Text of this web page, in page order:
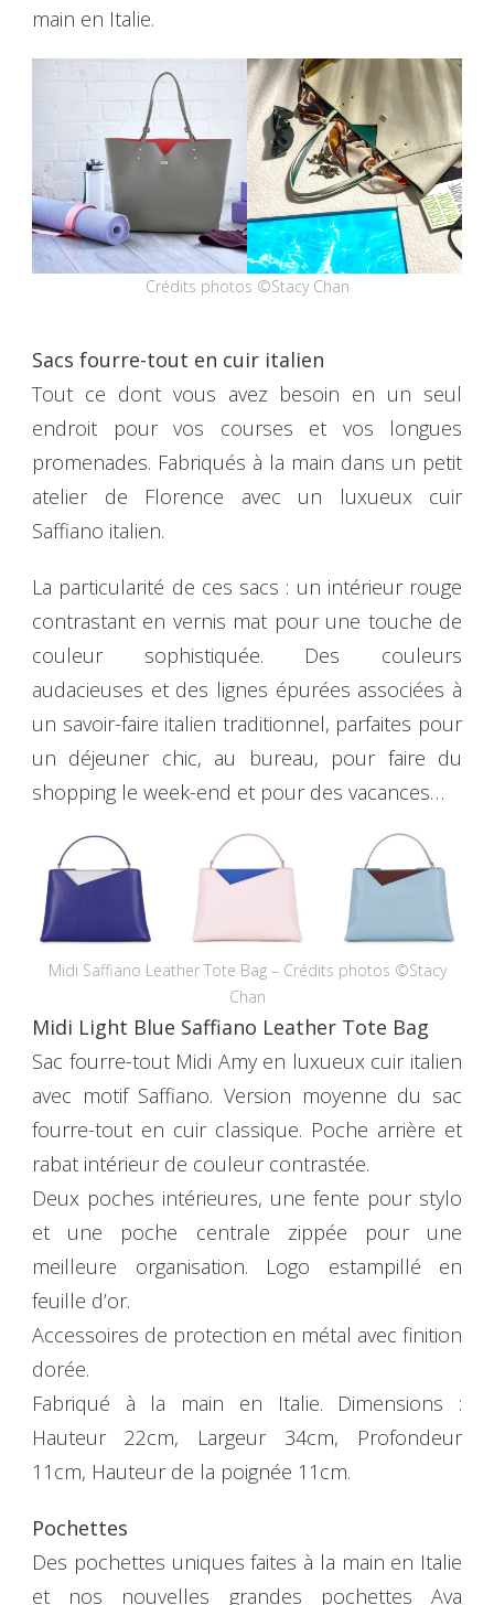
main en Italie.
Crédits photos ©Stacy Chan
Sacs fourre-tout en cuir italien
Tout ce dont vous avez besoin en un seul
endroit pour vos courses et vos longues
promenades. Fabriqués à la main dans un petit
atelier de Florence avec un luxueux cuir
Saffiano italien.
La particularité de ces sacs : un intérieur rouge
contrastant en vernis mat pour une touche de
couleur sophistiquée. Des couleurs
audacieuses et des lignes épurées associées à
un savoir-faire italien traditionnel, parfaites pour
un déjeuner chic, au bureau, pour faire du
shopping le week-end et pour des vacances…
Midi Saffiano Leather Tote Bag – Crédits photos ©Stacy
Chan
Midi Light Blue Saffiano Leather Tote Bag
Sac fourre-tout Midi Amy en luxueux cuir italien
avec motif Saffiano. Version moyenne du sac
fourre-tout en cuir classique. Poche arrière et
rabat intérieur de couleur contrastée.
Deux poches intérieures, une fente pour stylo
et une poche centrale zippée pour une
meilleure organisation. Logo estampillé en
feuille d’or.
Accessoires de protection en métal avec finition
dorée.
Fabriqué à la main en Italie. Dimensions :
Hauteur 22cm, Largeur 34cm, Profondeur
11cm, Hauteur de la poignée 11cm.
Pochettes
Des pochettes uniques faites à la main en Italie
et nos nouvelles grandes pochettes Ava